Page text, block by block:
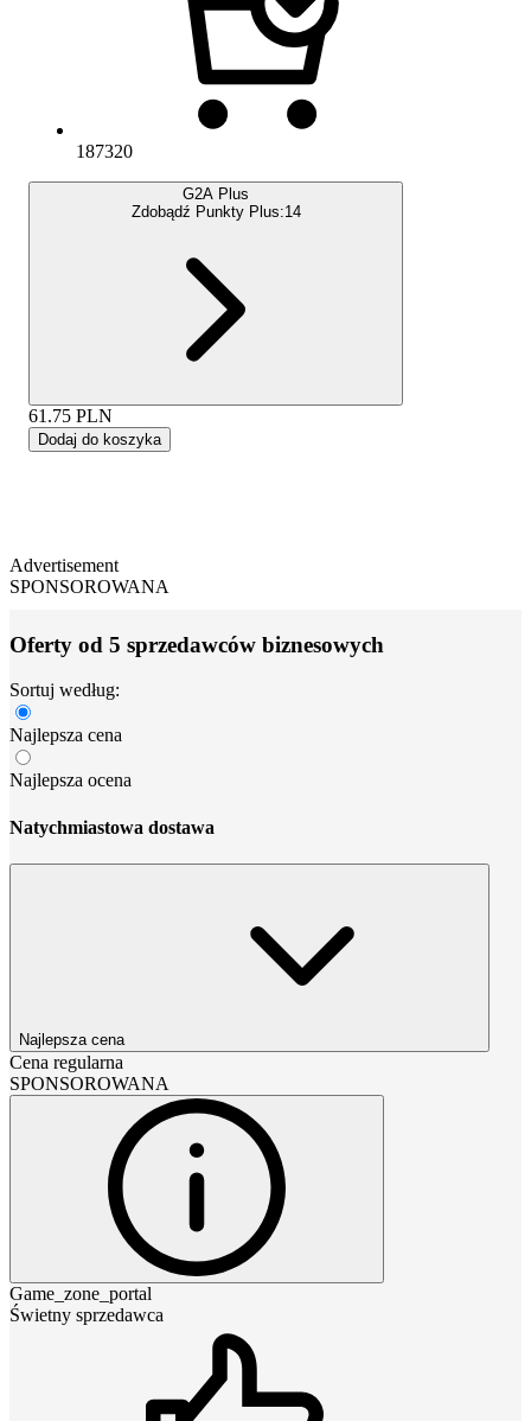
187320
G2A Plus
Zdobądź Punkty Plus:14
61.75 PLN
Dodaj do koszyka
Advertisement
SPONSOROWANA
Oferty od 5 sprzedawców biznesowych
Sortuj według:
Najlepsza cena
Najlepsza ocena
Natychmiastowa dostawa
Najlepsza cena
Cena regularna
SPONSOROWANA
Game_zone_portal
Świetny sprzedawca